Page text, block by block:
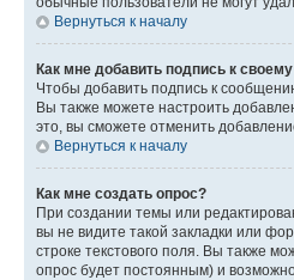
Вернуться к началу
Как мне добавить подпись к
Чтобы добавить подпись к
Вы также можете настроить
это, вы сможете отменить
Вернуться к началу
Как мне создать опрос?
При создании темы или
вы не видите такой закладки или
строке текстового поля. Вы также
опрос будет постоянным) и